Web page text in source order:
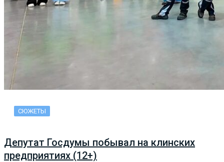
СЮЖЕТЫ
Депутат Госдумы побывал на клинских
предприятиях (12+)